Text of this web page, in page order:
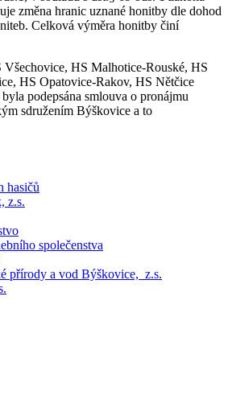
změna hranic uznané honitby dle dohod
Celková výměra honitby činí
Všechovice, HS Malhotice-Rouské, HS
HS Opatovice-Rakov, HS Nětčice
podepsána smlouva o pronájmu
sdružením Býškovice a to
hasičů
z.s.
společenstva
přírody a vod Býškovice, z.s.